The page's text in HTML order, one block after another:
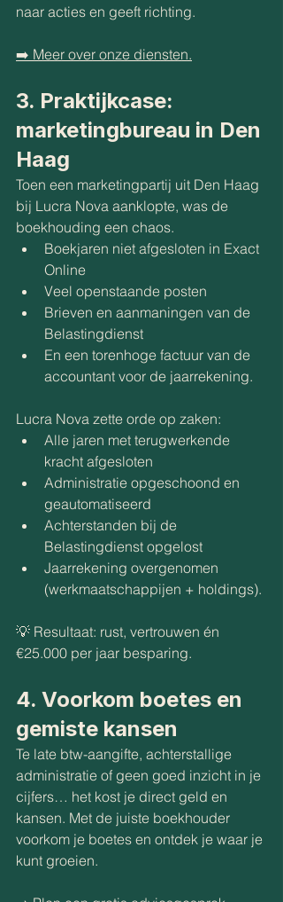
naar acties en geeft richting.
➡️ Meer over onze diensten.
3. Praktijkcase:
marketingbureau in Den
Haag
Toen een marketingpartij uit Den Haag
bij Lucra Nova aanklopte, was de
boekhouding een chaos.
Boekjaren niet afgesloten in Exact
Online
Veel openstaande posten
Brieven en aanmaningen van de
Belastingdienst
En een torenhoge factuur van de
accountant voor de jaarrekening.
Lucra Nova zette orde op zaken:
Alle jaren met terugwerkende
kracht afgesloten
Administratie opgeschoond en
geautomatiseerd
Achterstanden bij de
Belastingdienst opgelost
Jaarrekening overgenomen
(werkmaatschappijen + holdings).
💡 Resultaat: rust, vertrouwen én
€25.000 per jaar besparing.
4. Voorkom boetes en
gemiste kansen
Te late btw-aangifte, achterstallige
administratie of geen goed inzicht in je
cijfers… het kost je direct geld en
kansen. Met de juiste boekhouder
voorkom je boetes en ontdek je waar je
kunt groeien.